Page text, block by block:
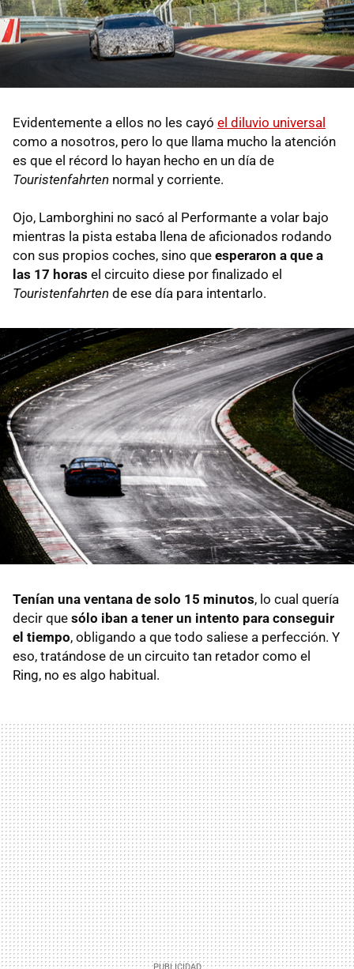
Evidentemente a ellos no les cayó el diluvio universal
como a nosotros, pero lo que llama mucho la atención
es que el récord lo hayan hecho en un día de
Touristenfahrten normal y corriente.
Ojo, Lamborghini no sacó al Performante a volar bajo
mientras la pista estaba llena de aficionados rodando
con sus propios coches, sino que esperaron a que a
las 17 horas el circuito diese por finalizado el
Touristenfahrten de ese día para intentarlo.
Tenían una ventana de solo 15 minutos, lo cual quería
decir que sólo iban a tener un intento para conseguir
el tiempo, obligando a que todo saliese a perfección. Y
eso, tratándose de un circuito tan retador como el
Ring, no es algo habitual.